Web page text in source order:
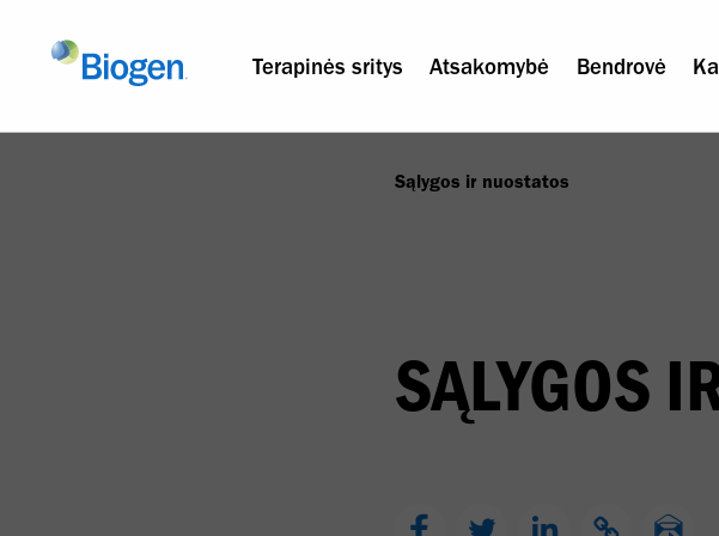
Terapinės sritys Atsakomybė Bendrovė
Sąlygos ir nuostatos
SĄLYGOS